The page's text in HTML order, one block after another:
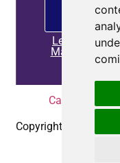
Leia
Mais
Casa
Copyright © 2010-